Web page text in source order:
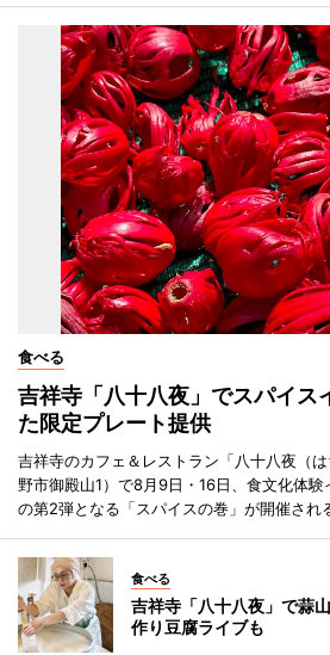
食べる
吉祥寺「八十八夜」でスパイス
た限定プレート提供
吉祥寺のカフェ＆レストラン「八十八夜（
野市御殿山1）で8月9日・16日、食文化体験
の第2弾となる「スパイスの巻」が開催され
食べる
吉祥寺「八十八夜」で蒜
作り豆腐ライブも